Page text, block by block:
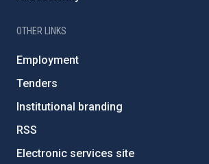
OTHER LINKS
Employment
Tenders
Institutional branding
RSS
Electronic services site